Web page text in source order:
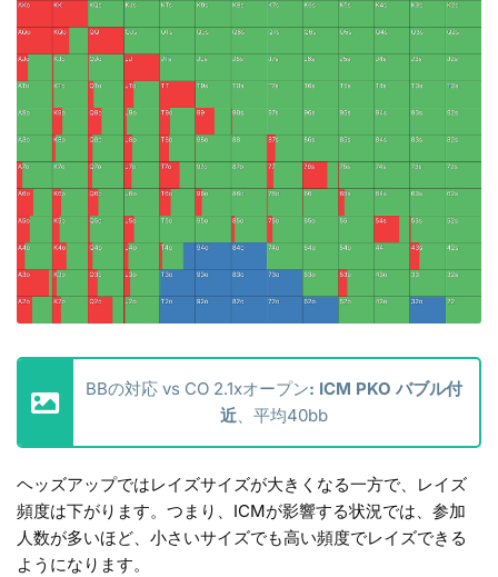
BBの対応 vs CO 2.1xオープン: ICM PKO バブル付
近 、平均40bb
ヘッズアップではレイズサイズが大きくなる一方で、レイズ
頻度は下がります。つまり、ICMが影響する状況では、参加
人数が多いほど、小さいサイズでも高い頻度でレイズできる
ようになります。